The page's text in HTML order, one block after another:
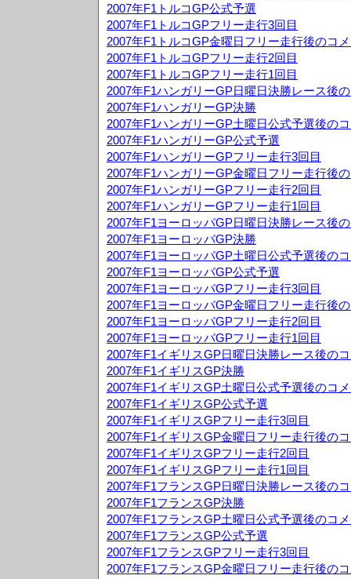
2007年F1トルコGP公式予選
2007年F1トルコGPフリー走行3回目
2007年F1トルコGP金曜日フリー走行後のコ
2007年F1トルコGPフリー走行2回目
2007年F1トルコGPフリー走行1回目
2007年F1ハンガリーGP日曜日決勝レース後
2007年F1ハンガリーGP決勝
2007年F1ハンガリーGP土曜日公式予選後の
2007年F1ハンガリーGP公式予選
2007年F1ハンガリーGPフリー走行3回目
2007年F1ハンガリーGP金曜日フリー走行後
2007年F1ハンガリーGPフリー走行2回目
2007年F1ハンガリーGPフリー走行1回目
2007年F1ヨーロッパGP日曜日決勝レース後
2007年F1ヨーロッパGP決勝
2007年F1ヨーロッパGP土曜日公式予選後の
2007年F1ヨーロッパGP公式予選
2007年F1ヨーロッパGPフリー走行3回目
2007年F1ヨーロッパGP金曜日フリー走行後
2007年F1ヨーロッパGPフリー走行2回目
2007年F1ヨーロッパGPフリー走行1回目
2007年F1イギリスGP日曜日決勝レース後の
2007年F1イギリスGP決勝
2007年F1イギリスGP土曜日公式予選後のコ
2007年F1イギリスGP公式予選
2007年F1イギリスGPフリー走行3回目
2007年F1イギリスGP金曜日フリー走行後の
2007年F1イギリスGPフリー走行2回目
2007年F1イギリスGPフリー走行1回目
2007年F1フランスGP日曜日決勝レース後の
2007年F1フランスGP決勝
2007年F1フランスGP土曜日公式予選後のコ
2007年F1フランスGP公式予選
2007年F1フランスGPフリー走行3回目
2007年F1フランスGP金曜日フリー走行後の